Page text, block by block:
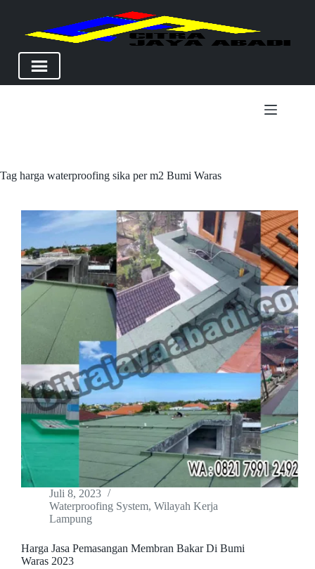
Tag harga waterproofing sika per m2 Bumi Waras
Juli 8, 2023
Waterproofing System, Wilayah Kerja
Lampung
Harga Jasa Pemasangan Membran Bakar Di Bumi
Waras 2023